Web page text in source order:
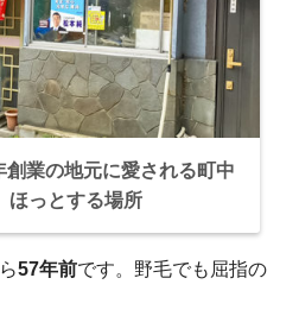
創業の地元に愛される町中
ほっとする場所
57年前です。野毛でも屈指の